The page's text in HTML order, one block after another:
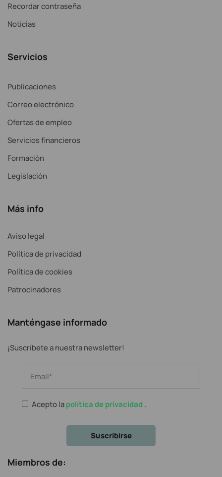
Recordar contraseña
Noticias
Servicios
Publicaciones
Correo electrónico
Ofertas de empleo
Servicios financieros
Formación
Legislación
Más info
Aviso legal
Política de privacidad
Política de cookies
Patrocinadores
Manténgase informado
¡Suscríbete a nuestra newsletter!
Acepto lapolítica de privacidad .
Miembros de: